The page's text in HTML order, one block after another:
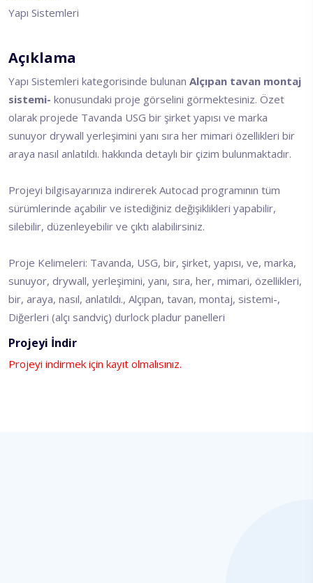
Yapı Sistemleri
Açıklama
Yapı Sistemleri kategorisinde bulunan Alçıpan tavan montaj
sistemi- konusundaki proje görselini görmektesiniz. Özet
olarak projede Tavanda USG bir şirket yapısı ve marka
sunuyor drywall yerleşimini yanı sıra her mimari özellikleri bir
araya nasıl anlatıldı. hakkında detaylı bir çizim bulunmaktadır.
Projeyi bilgisayarınıza indirerek Autocad programının tüm
sürümlerinde açabilir ve istediğiniz değişiklikleri yapabilir,
silebilir, düzenleyebilir ve çıktı alabilirsiniz.
Proje Kelimeleri: Tavanda, USG, bir, şirket, yapısı, ve, marka,
sunuyor, drywall, yerleşimini, yanı, sıra, her, mimari, özellikleri,
bir, araya, nasıl, anlatıldı., Alçıpan, tavan, montaj, sistemi-,
Diğerleri (alçı sandviç) durlock pladur panelleri
Projeyi İndir
Projeyi indirmek için kayıt olmalısınız.